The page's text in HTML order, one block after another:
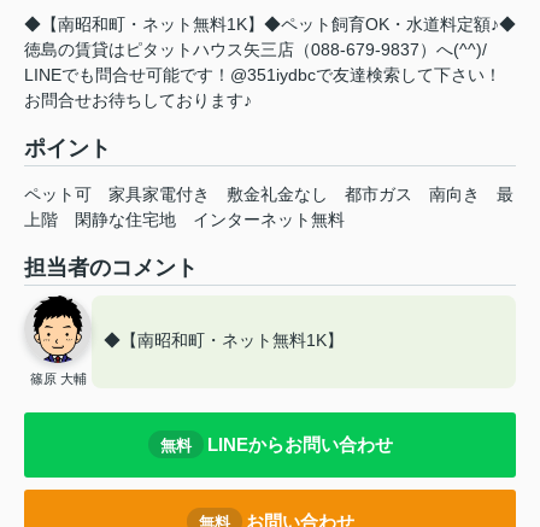
◆【南昭和町・ネット無料1K】◆ペット飼育OK・水道料定額♪◆
徳島の賃貸はピタットハウス矢三店（088-679-9837）へ(^^)/
LINEでも問合せ可能です！@351iydbcで友達検索して下さい！
お問合せお待ちしております♪
ポイント
ペット可 家具家電付き 敷金礼金なし 都市ガス 南向き
最
上階
閑静な住宅地 インターネット無料
担当者のコメント
篠原 大輔
◆【南昭和町・ネット無料1K】
無料 LINEからお問い合わせ
無料 お問い合わせ